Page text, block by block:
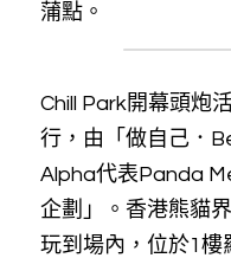
蒲點。
Chill Park開幕頭炮
行，由「做自己．
Alpha代表Panda
企劃」。香港熊貓
玩到場內，位於1樓